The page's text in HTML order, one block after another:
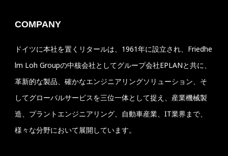
COMPANY
ドイツに本社を置くリタールは、1961年に設立され、Friedhe
lm Loh Groupの中核会社としてグループ会社EPLANと共に、
革新的な製品、確かなエンジニアリングソリューション、そ
してグローバルサービスを三位一体として捉え、産業機械製
造、プラントエンジニアリング、自動車産業、IT業界まで、
様々な分野において展開しています。